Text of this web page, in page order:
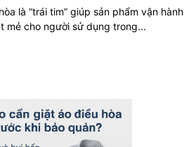
là “trái tim” giúp sản phẩm vận hành
mẻ cho người sử dụng trong...